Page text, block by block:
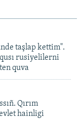
taşlap kettim".
rusiyelilerni
quva
Qırım
hainligi